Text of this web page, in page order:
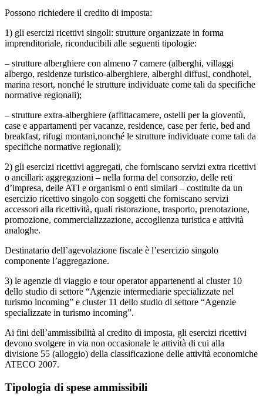
Possono richiedere il credito di imposta:
1) gli esercizi ricettivi singoli: strutture organizzate in forma
imprenditoriale, riconducibili alle seguenti tipologie:
– strutture alberghiere con almeno 7 camere (alberghi, villaggi
albergo, residenze turistico-alberghiere, alberghi diffusi, condhotel,
marina resort, nonché le strutture individuate come tali da specifiche
normative regionali);
– strutture extra-alberghiere (affittacamere, ostelli per la gioventù,
case e appartamenti per vacanze, residence, case per ferie, bed and
breakfast, rifugi montani,nonché le strutture individuate come tali da
specifiche normative regionali);
2) gli esercizi ricettivi aggregati, che forniscano servizi extra ricettivi
o ancillari: aggregazioni – nella forma del consorzio, delle reti
d’impresa, delle ATI e organismi o enti similari – costituite da un
esercizio ricettivo singolo con soggetti che forniscano servizi
accessori alla ricettività, quali ristorazione, trasporto, prenotazione,
promozione, commercializzazione, accoglienza turistica e attività
analoghe.
Destinatario dell’agevolazione fiscale è l’esercizio singolo
componente l’aggregazione.
3) le agenzie di viaggio e tour operator appartenenti al cluster 10
dello studio di settore “Agenzie intermediarie specializzate nel
turismo incoming” e cluster 11 dello studio di settore “Agenzie
specializzate in turismo incoming”.
Ai fini dell’ammissibilità al credito di imposta, gli esercizi ricettivi
devono svolgere in via non occasionale le attività di cui alla
divisione 55 (alloggio) della classificazione delle attività economiche
ATECO 2007.
Tipologia di spese ammissibili